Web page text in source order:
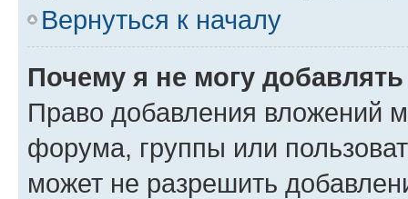
Вернуться к началу
Почему я не могу
Право добавления вложений
форума, группы или
может не разрешить